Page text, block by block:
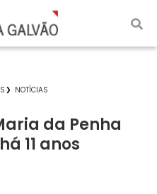
NOTÍCIAS
da Penha
11 anos